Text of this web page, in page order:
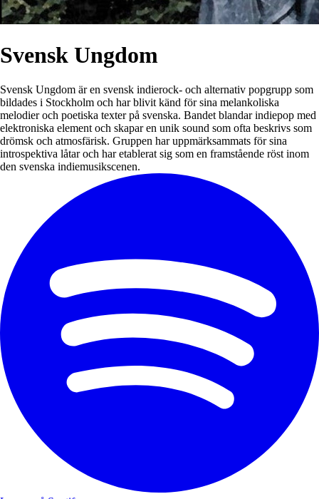
Svensk Ungdom
Svensk Ungdom är en svensk indierock- och alternativ popgrupp som
bildades i Stockholm och har blivit känd för sina melankoliska
melodier och poetiska texter på svenska. Bandet blandar indiepop med
elektroniska element och skapar en unik sound som ofta beskrivs som
drömsk och atmosfärisk. Gruppen har uppmärksammats för sina
introspektiva låtar och har etablerat sig som en framstående röst inom
den svenska indiemusikscenen.